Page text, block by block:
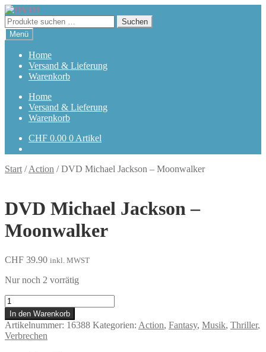
Zur
Navigation
springen
Zum
Inhalt
springen
Suchen
nach:
Suchen
Menü
Home
Versand & Lieferung
Warenkorb
Home
Versand & Lieferung
Warenkorb
CHF 0.00 0 Artikel
Start /Action /DVD Michael Jackson – Moonwalker
DVD Michael Jackson –
Moonwalker
CHF 39.90 inkl. MWST
Nur noch 2 vorrätig
Michael
Jackson
-
Moonwalker
Menge
In den Warenkorb
Artikelnummer: 16388 Kategorien: Action, Fantasy, Musik, Thriller,
Verbrechen